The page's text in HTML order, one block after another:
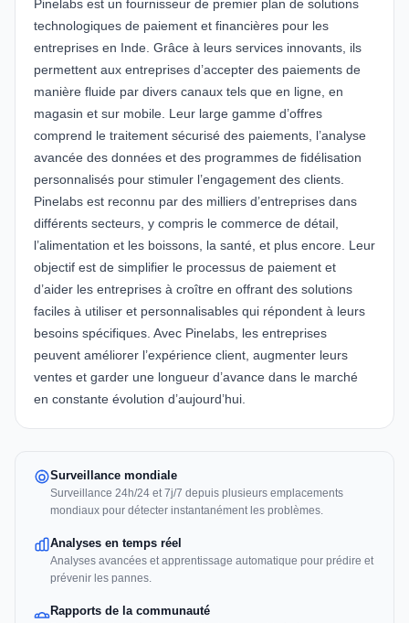
Pinelabs est un fournisseur de premier plan de solutions
technologiques de paiement et financières pour les
entreprises en Inde. Grâce à leurs services innovants, ils
permettent aux entreprises d’accepter des paiements de
manière fluide par divers canaux tels que en ligne, en
magasin et sur mobile. Leur large gamme d’offres
comprend le traitement sécurisé des paiements, l’analyse
avancée des données et des programmes de fidélisation
personnalisés pour stimuler l’engagement des clients.
Pinelabs est reconnu par des milliers d’entreprises dans
différents secteurs, y compris le commerce de détail,
l’alimentation et les boissons, la santé, et plus encore. Leur
objectif est de simplifier le processus de paiement et
d’aider les entreprises à croître en offrant des solutions
faciles à utiliser et personnalisables qui répondent à leurs
besoins spécifiques. Avec Pinelabs, les entreprises
peuvent améliorer l’expérience client, augmenter leurs
ventes et garder une longueur d’avance dans le marché
en constante évolution d’aujourd’hui.
Surveillance mondiale
Surveillance 24h/24 et 7j/7 depuis plusieurs emplacements
mondiaux pour détecter instantanément les problèmes.
Analyses en temps réel
Analyses avancées et apprentissage automatique pour prédire et
prévenir les pannes.
Rapports de la communauté